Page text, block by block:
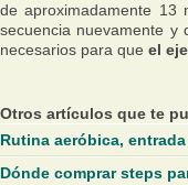
de aproximadamente 13
secuencia nuevamente y
necesarios para que el
Otros artículos que te
Rutina aeróbica,
Dónde comprar steps